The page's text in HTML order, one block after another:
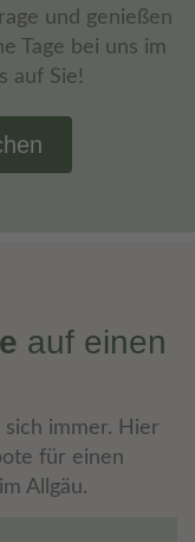
und genießen
Tage bei uns im
auf Sie!
auf einen
immer. Hier
für einen
Allgäu.